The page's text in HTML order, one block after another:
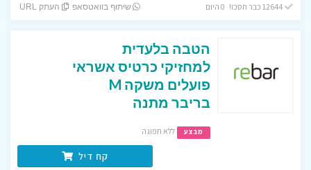
12644 כבר חסכו! 0 היום שיתוף בוואטסאפ העתק URL
הטבה בלעדית
למחזיקי כרטיס אשראי
פועלים משקה M
בריבר מתנה
מבצע ללא תפוגה
קח דיל